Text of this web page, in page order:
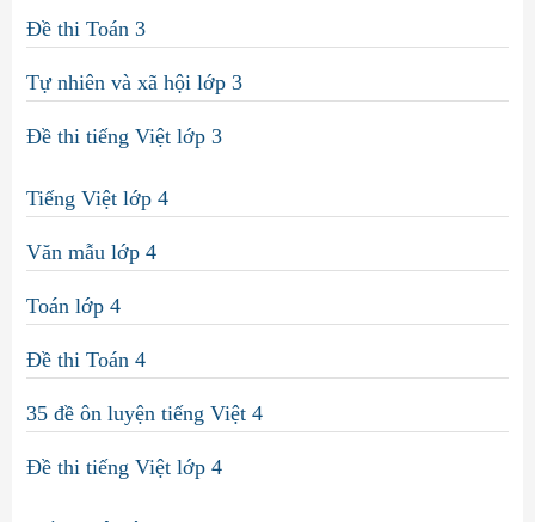
Đề thi Toán 3
Tự nhiên và xã hội lớp 3
Đề thi tiếng Việt lớp 3
Tiếng Việt lớp 4
Văn mẫu lớp 4
Toán lớp 4
Đề thi Toán 4
35 đề ôn luyện tiếng Việt 4
Đề thi tiếng Việt lớp 4